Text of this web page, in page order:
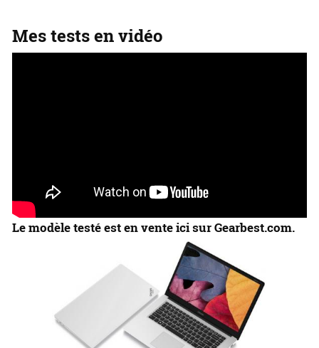
Mes tests en vidéo
Le modèle testé est en vente ici sur Gearbest.com.